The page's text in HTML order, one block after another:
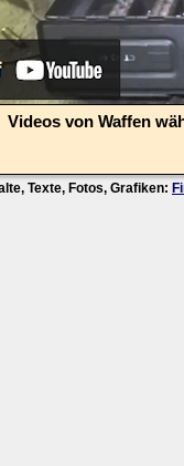
Videos von Waffen
Texte, Fotos, Grafiken: